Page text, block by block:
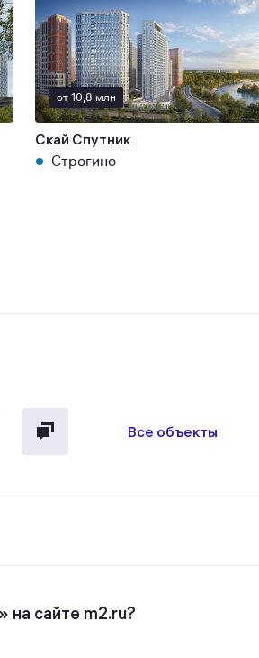
от 10,8 млн
Скай Спутник
Строгино
Все объекты
на сайте m2.ru?